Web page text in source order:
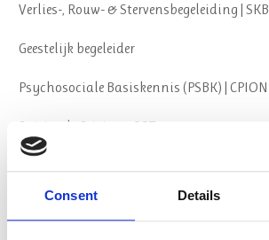
Consent Details
Verlies-, Rouw- & Stervensbegeleiding | SKB
Geestelijk begeleider
Psychosociale Basiskennis (PSBK) | CPION
Spirituele Crisis en GGZ
Over ons